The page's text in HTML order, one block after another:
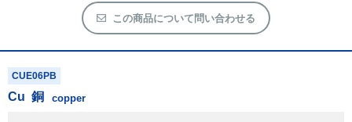
この商品について問い合わせる
CUE06PB
Cu 銅 copper